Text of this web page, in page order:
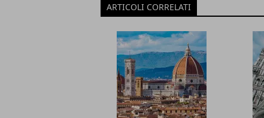
ARTICOLI CORRELATI